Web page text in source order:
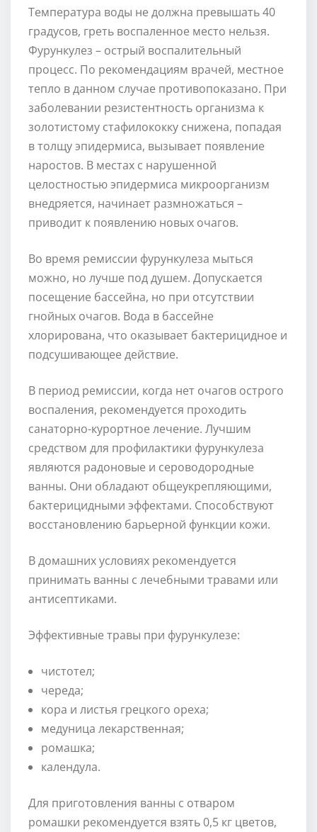
Температура воды не должна превышать 40
градусов, греть воспаленное место нельзя.
Фурункулез – острый воспалительный
процесс. По рекомендациям врачей, местное
тепло в данном случае противопоказано. При
заболевании резистентность организма к
золотистому стафилококку снижена, попадая
в толщу эпидермиса, вызывает появление
наростов. В местах с нарушенной
целостностью эпидермиса микроорганизм
внедряется, начинает размножаться –
приводит к появлению новых очагов.
Во время ремиссии фурункулеза мыться
можно, но лучше под душем. Допускается
посещение бассейна, но при отсутствии
гнойных очагов. Вода в бассейне
хлорирована, что оказывает бактерицидное и
подсушивающее действие.
В период ремиссии, когда нет очагов острого
воспаления, рекомендуется проходить
санаторно-курортное лечение. Лучшим
средством для профилактики фурункулеза
являются радоновые и сероводородные
ванны. Они обладают общеукрепляющими,
бактерицидными эффектами. Способствуют
восстановлению барьерной функции кожи.
В домашних условиях рекомендуется
принимать ванны с лечебными травами или
антисептиками.
Эффективные травы при фурункулезе:
чистотел;
череда;
кора и листья грецкого ореха;
медуница лекарственная;
ромашка;
календула.
Для приготовления ванны с отваром
ромашки рекомендуется взять 0,5 кг цветов,